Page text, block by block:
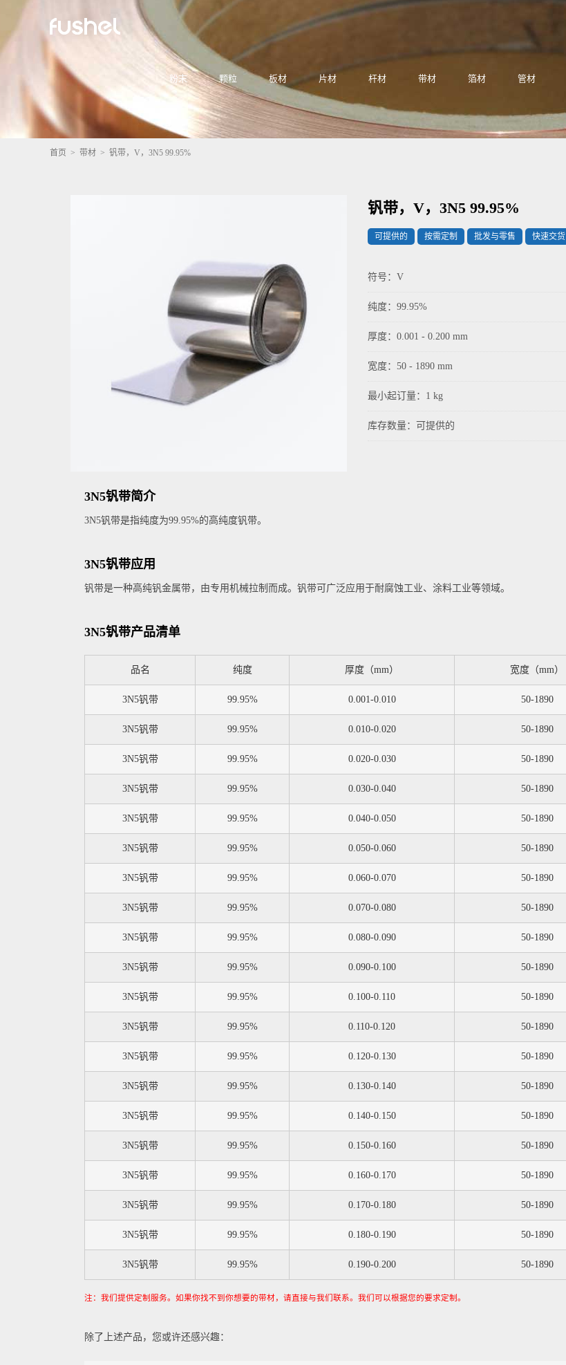
粉末 颗粒 板材 片材 杆材 带材 箔材 管材
首页 > 带材 > 钒带，V，3N5 99.95%
钒带，V，3N5 99.95%
可提供的 按需定制 批发与零售 快速交货
符号：V
纯度：99.95%
厚度：0.001 - 0.200 mm
宽度：50 - 1890 mm
最小起订量：1 kg
库存数量：可提供的
3N5钒带简介
3N5钒带是指纯度为99.95%的高纯度钒带。
3N5钒带应用
钒带是一种高纯钒金属带，由专用机械拉制而成。钒带可广泛应用于耐腐蚀工业、涂料工业等领域。
3N5钒带产品清单
品名 纯度 厚度（mm） 宽度（mm）
3N5钒带 99.95% 0.001-0.010 50-1890
3N5钒带 99.95% 0.010-0.020 50-1890
3N5钒带 99.95% 0.020-0.030 50-1890
3N5钒带 99.95% 0.030-0.040 50-1890
3N5钒带 99.95% 0.040-0.050 50-1890
3N5钒带 99.95% 0.050-0.060 50-1890
3N5钒带 99.95% 0.060-0.070 50-1890
3N5钒带 99.95% 0.070-0.080 50-1890
3N5钒带 99.95% 0.080-0.090 50-1890
3N5钒带 99.95% 0.090-0.100 50-1890
3N5钒带 99.95% 0.100-0.110 50-1890
3N5钒带 99.95% 0.110-0.120 50-1890
3N5钒带 99.95% 0.120-0.130 50-1890
3N5钒带 99.95% 0.130-0.140 50-1890
3N5钒带 99.95% 0.140-0.150 50-1890
3N5钒带 99.95% 0.150-0.160 50-1890
3N5钒带 99.95% 0.160-0.170 50-1890
3N5钒带 99.95% 0.170-0.180 50-1890
3N5钒带 99.95% 0.180-0.190 50-1890
3N5钒带 99.95% 0.190-0.200 50-1890
注：我们提供定制服务。如果你找不到你想要的带材，请直接与我们联系。我们可以根据您的要求定制。
除了上述产品，您或许还感兴趣：